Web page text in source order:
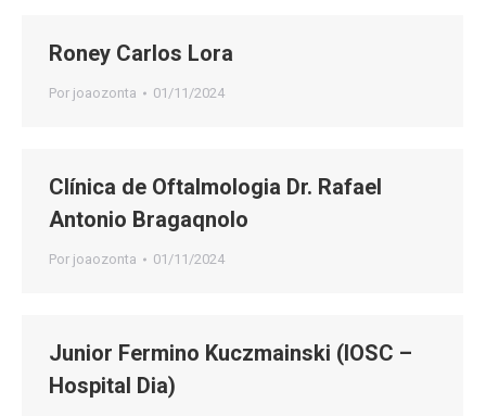
Roney Carlos Lora
Por joaozonta 01/11/2024
Clínica de Oftalmologia Dr. Rafael
Antonio Bragaqnolo
Por joaozonta 01/11/2024
Junior Fermino Kuczmainski (IOSC –
Hospital Dia)